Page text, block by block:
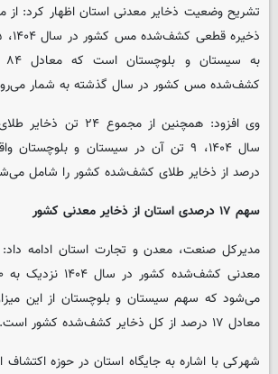
کشف‌شده مس کشور در سال گذشته به شمار
وی افزود: همچنین از
درصد از ذخایر طلای کشف‌شده کشور را شامل
سهم ۱۷ درصدی استان از ذخایر معدنی کشور
مدیرکل صنعت، معدن و تجارت استان ادامه
معادل ۱۷ درصد از کل ذخایر کشف‌شده کشور است.